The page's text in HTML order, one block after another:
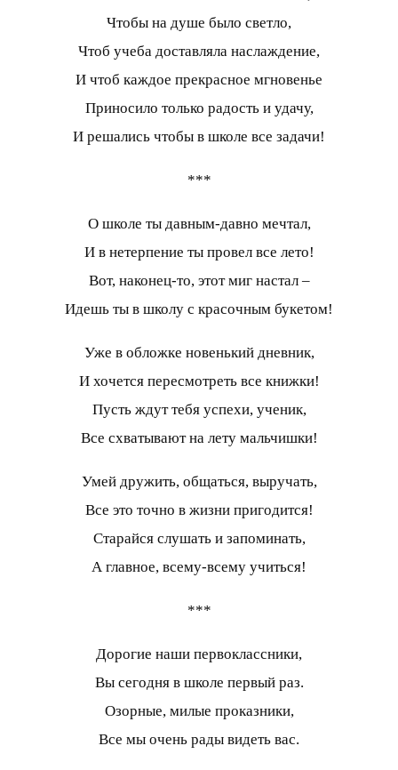
Чтобы на душе было светло,
Чтоб учеба доставляла наслаждение,
И чтоб каждое прекрасное мгновенье
Приносило только радость и удачу,
И решались чтобы в школе все задачи!
***
О школе ты давным-давно мечтал,
И в нетерпение ты провел все лето!
Вот, наконец-то, этот миг настал –
Идешь ты в школу с красочным букетом!
Уже в обложке новенький дневник,
И хочется пересмотреть все книжки!
Пусть ждут тебя успехи, ученик,
Все схватывают на лету мальчишки!
Умей дружить, общаться, выручать,
Все это точно в жизни пригодится!
Старайся слушать и запоминать,
А главное, всему-всему учиться!
***
Дорогие наши первоклассники,
Вы сегодня в школе первый раз.
Озорные, милые проказники,
Все мы очень рады видеть вас.